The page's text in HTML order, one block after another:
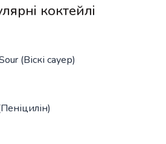
коктейлі
(Віскі сауер)